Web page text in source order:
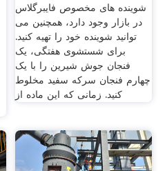
شوینده های مخصوص فایبرگلاس
در بازار وجود دارد، همچنین می
توانید شوینده خود را تهیه کنید.
برای شستشوی هفتگی، یک
فنجان جوش شیرین را با یک
چهارم فنجان سرکه سفید مخلوط
کنید. زمانی که این ماده از